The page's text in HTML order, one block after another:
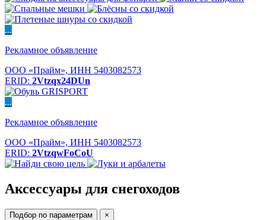
...
Рекламное объявление
ООО «Прайм», ИНН 5403082573
ERID: 2Vtzqx24DUn
...
Рекламное объявление
ООО «Прайм», ИНН 5403082573
ERID: 2VtzqwFoCoU
Аксессуары для снегоходов
Подбор по параметрам ×